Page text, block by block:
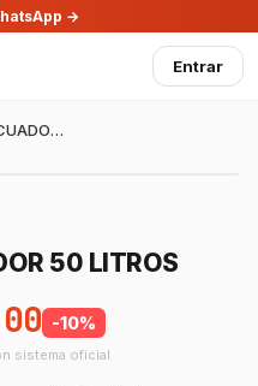
→
Entrar
MIGSA TURBOLICUADOR 50 LITROS
50 LITROS
-10%
sistema oficial